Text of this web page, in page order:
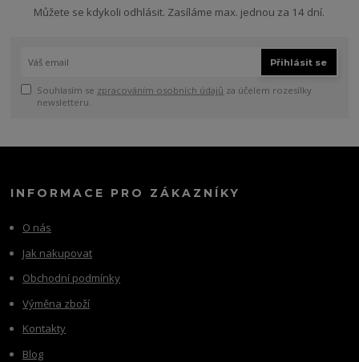
Můžete se kdykoli odhlásit. Zasíláme max. jednou za 14 dní.
Přihlásit se
Souhlasím se zpracováním osobních údajů za účelem rozesílky
newsletteru.
INFORMACE PRO ZÁKAZNÍKY
O nás
Jak nakupovat
Obchodní podmínky
Výměna zboží
Kontakty
Blog